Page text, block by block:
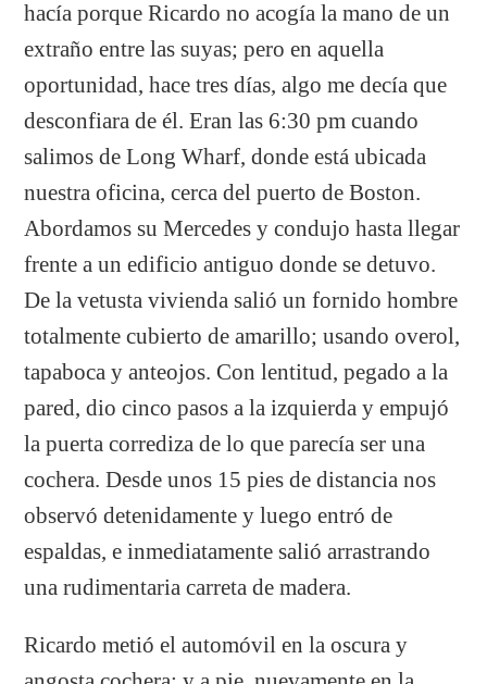
hacía porque Ricardo no acogía la mano de un
extraño entre las suyas; pero en aquella
oportunidad, hace tres días, algo me decía que
desconfiara de él. Eran las 6:30 pm cuando
salimos de Long Wharf, donde está ubicada
nuestra oficina, cerca del puerto de Boston.
Abordamos su Mercedes y condujo hasta llegar
frente a un edificio antiguo donde se detuvo.
De la vetusta vivienda salió un fornido hombre
totalmente cubierto de amarillo; usando overol,
tapaboca y anteojos. Con lentitud, pegado a la
pared, dio cinco pasos a la izquierda y empujó
la puerta corrediza de lo que parecía ser una
cochera. Desde unos 15 pies de distancia nos
observó detenidamente y luego entró de
espaldas, e inmediatamente salió arrastrando
una rudimentaria carreta de madera.
Ricardo metió el automóvil en la oscura y